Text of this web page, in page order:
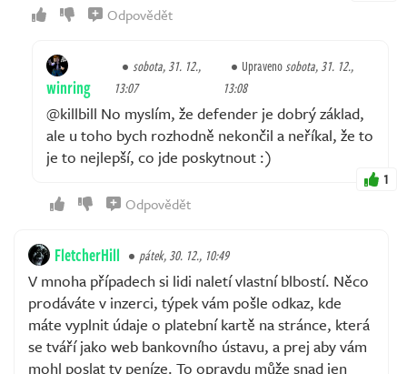
Odpovědět
winring
sobota, 31. 12.,
13:07
Upravenosobota, 31. 12.,
13:08
@killbill No myslím, že defender je dobrý základ,
ale u toho bych rozhodně nekončil a neříkal, že to
je to nejlepší, co jde poskytnout :)
1
Odpovědět
FletcherHill pátek, 30. 12., 10:49
V mnoha případech si lidi naletí vlastní blbostí. Něco
prodáváte v inzerci, týpek vám pošle odkaz, kde
máte vyplnit údaje o platební kartě na stránce, která
se tváří jako web bankovního ústavu, a prej aby vám
mohl poslat ty peníze. To opravdu může snad jen